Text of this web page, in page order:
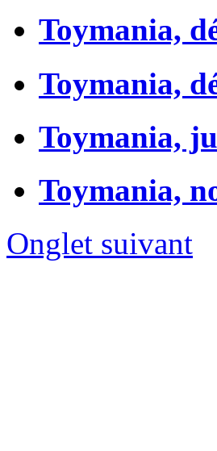
Toymania,
Toymania,
Toymania,
Toymania,
Onglet suivant